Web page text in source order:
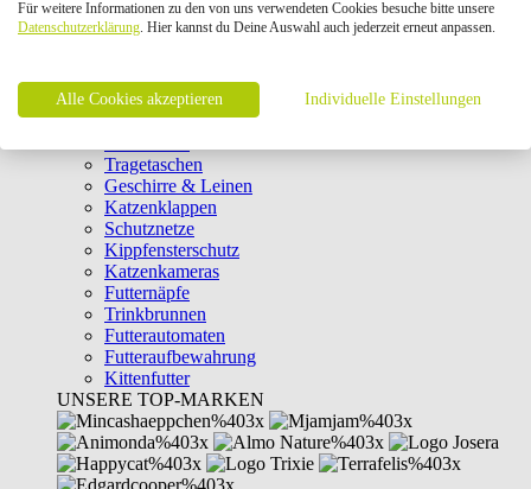
Intelligenzspielzeug
Laserpointer & Elektrospielzeug
Clicker & Target Sticks für Katzen
Weiteres Katzenspielzeug
Transportboxen
Tragetaschen
Geschirre & Leinen
Katzenklappen
Schutznetze
Kippfensterschutz
Katzenkameras
Futternäpfe
Trinkbrunnen
Futterautomaten
Futteraufbewahrung
Kittenfutter
UNSERE TOP-MARKEN
Für weitere Informationen zu den von uns verwendeten Cookies besuche bitte unsere
Datenschutzerklärung. Hier kannst du Deine Auswahl auch jederzeit erneut anpassen.
Alle Cookies akzeptieren Individuelle Einstellungen